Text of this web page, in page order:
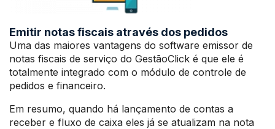
Emitir notas fiscais através dos pedidos
Uma das maiores vantagens do software emissor de
notas fiscais de serviço do GestãoClick é que ele é
totalmente integrado com o módulo de controle de
pedidos e financeiro.
Em resumo, quando há lançamento de contas a
receber e fluxo de caixa eles já se atualizam na nota